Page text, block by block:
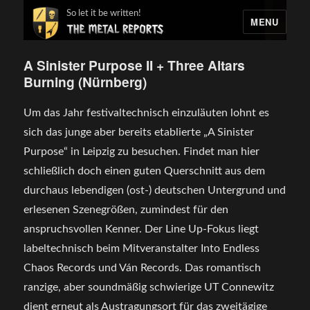
MENU
So let it be written!
A Sinister Purpose II + Three Altars
Burning (Nürnberg)
Um das Jahr festivaltechnisch einzuläuten lohnt es
sich das junge aber bereits etablierte „A Sinister
Purpose“ in Leipzig zu besuchen. Findet man hier
schließlich doch einen guten Querschnitt aus dem
durchaus lebendigen (ost-) deutschen Untergrund und
erlesenen Szenegrößen, zumindest für den
anspruchsvollen Kenner. Der Line Up-Fokus liegt
labeltechnisch beim Mitveranstalter Into Endless
Chaos Records und Ván Records. Das romantisch
ranzige, aber soundmäßig schwierige UT Connewitz
dient erneut als Austragungsort für das zweitägige